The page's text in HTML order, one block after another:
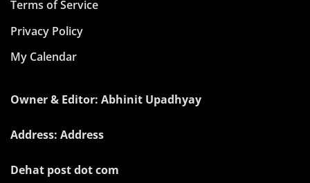
Terms of Service
Privacy Policy
My Calendar
Owner & Editor: Abhinit Upadhyay
Address: Address
Dehat post dot com